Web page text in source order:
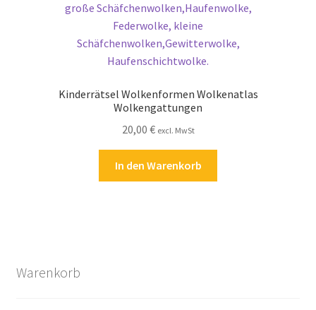
Kinderrätsel Wolkenformen Wolkenatlas
Wolkengattungen
20,00 € excl. MwSt
In den Warenkorb
Warenkorb